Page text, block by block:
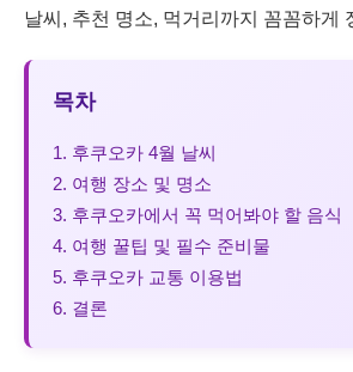
날씨, 추천 명소, 먹거리까지 꼼꼼하게
목차
1. 후쿠오카 4월 날씨
2. 여행 장소 및 명소
3. 후쿠오카에서 꼭 먹어봐야 할 음식
4. 여행 꿀팁 및 필수 준비물
5. 후쿠오카 교통 이용법
6. 결론